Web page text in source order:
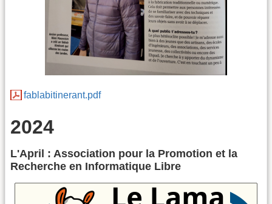
fablabitinerant.pdf
2024
L'April : Association pour la Promotion et la
Recherche en Informatique Libre